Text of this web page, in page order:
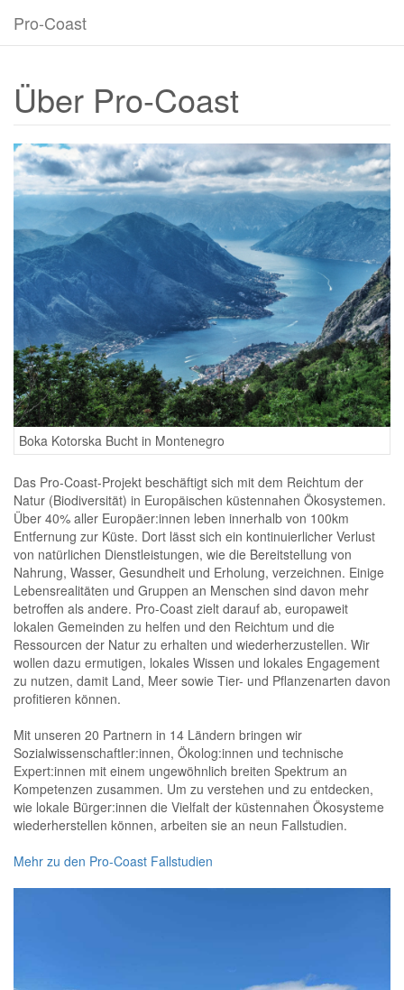
Pro-Coast
Über Pro-Coast
Boka Kotorska Bucht in Montenegro
Das Pro-Coast-Projekt beschäftigt sich mit dem Reichtum der
Natur (Biodiversität) in Europäischen küstennahen Ökosystemen.
Über 40% aller Europäer:innen leben innerhalb von 100km
Entfernung zur Küste. Dort lässt sich ein kontinuierlicher Verlust
von natürlichen Dienstleistungen, wie die Bereitstellung von
Nahrung, Wasser, Gesundheit und Erholung, verzeichnen. Einige
Lebensrealitäten und Gruppen an Menschen sind davon mehr
betroffen als andere. Pro-Coast zielt darauf ab, europaweit
lokalen Gemeinden zu helfen und den Reichtum und die
Ressourcen der Natur zu erhalten und wiederherzustellen. Wir
wollen dazu ermutigen, lokales Wissen und lokales Engagement
zu nutzen, damit Land, Meer sowie Tier- und Pflanzenarten davon
profitieren können.
Mit unseren 20 Partnern in 14 Ländern bringen wir
Sozialwissenschaftler:innen, Ökolog:innen und technische
Expert:innen mit einem ungewöhnlich breiten Spektrum an
Kompetenzen zusammen. Um zu verstehen und zu entdecken,
wie lokale Bürger:innen die Vielfalt der küstennahen Ökosysteme
wiederherstellen können, arbeiten sie an neun Fallstudien.
Mehr zu den Pro-Coast Fallstudien